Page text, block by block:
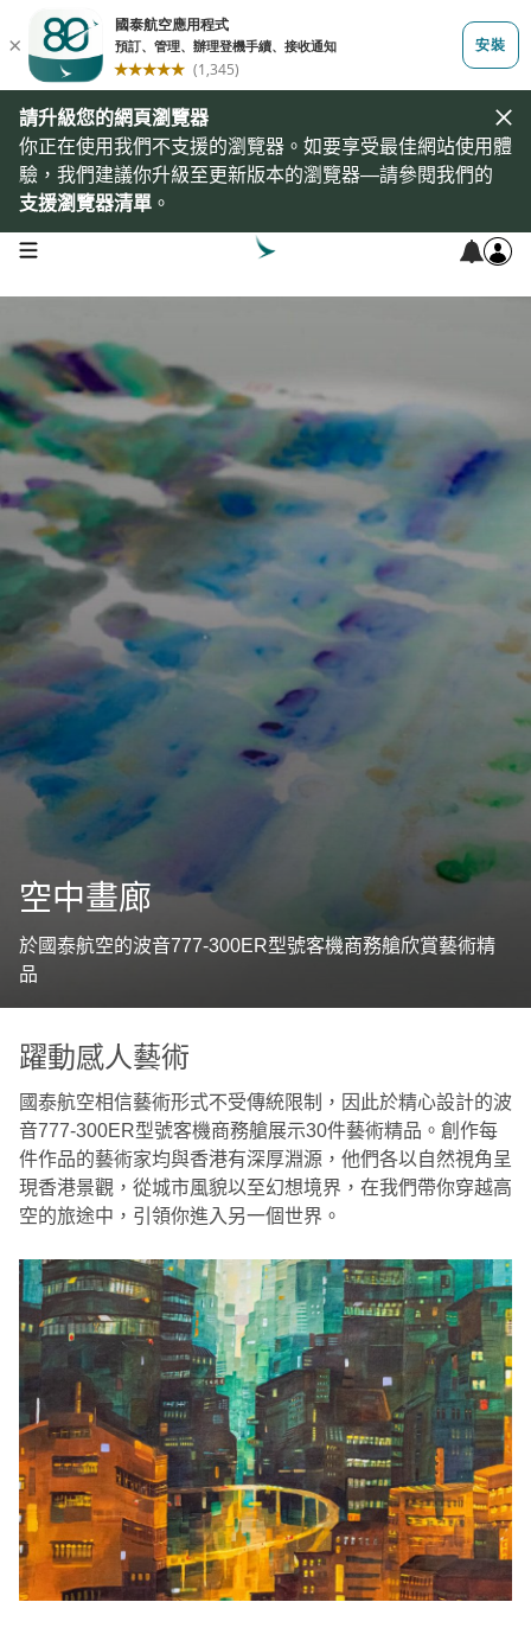
請升級您的網頁瀏覽器
你正在使用我們不支援的瀏覽器。如要享受最佳網站使用體
驗，我們建議你升級至更新版本的瀏覽器—請參閱我們的
支援瀏覽器清單 。
open navigation menu
空中畫廊
於國泰航空的波音777-300ER型號客機商務艙欣賞藝術精
品
躍動感人藝術
國泰航空相信藝術形式不受傳統限制，因此於精心設計的波
音777-300ER型號客機商務艙展示30件藝術精品。創作每
件作品的藝術家均與香港有深厚淵源，他們各以自然視角呈
現香港景觀，從城市風貌以至幻想境界，在我們帶你穿越高
空的旅途中，引領你進入另一個世界。